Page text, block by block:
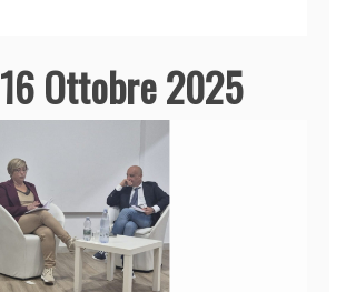
16 Ottobre 2025